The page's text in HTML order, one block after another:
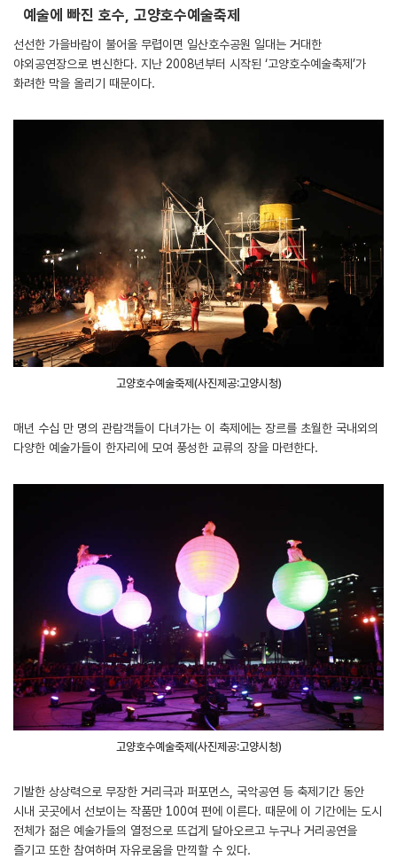
예술에 빠진 호수, 고양호수예술축제
선선한 가을바람이 불어올 무렵이면 일산호수공원 일대는 거대한
야외공연장으로 변신한다. 지난 2008년부터 시작된 ‘고양호수예술축제’가
화려한 막을 올리기 때문이다.
고양호수예술축제(사진제공:고양시청)
매년 수십 만 명의 관람객들이 다녀가는 이 축제에는 장르를 초월한 국내외의
다양한 예술가들이 한자리에 모여 풍성한 교류의 장을 마련한다.
고양호수예술축제(사진제공:고양시청)
기발한 상상력으로 무장한 거리극과 퍼포먼스, 국악공연 등 축제기간 동안
시내 곳곳에서 선보이는 작품만 100여 편에 이른다. 때문에 이 기간에는 도시
전체가 젊은 예술가들의 열정으로 뜨겁게 달아오르고 누구나 거리공연을
즐기고 또한 참여하며 자유로움을 만끽할 수 있다.